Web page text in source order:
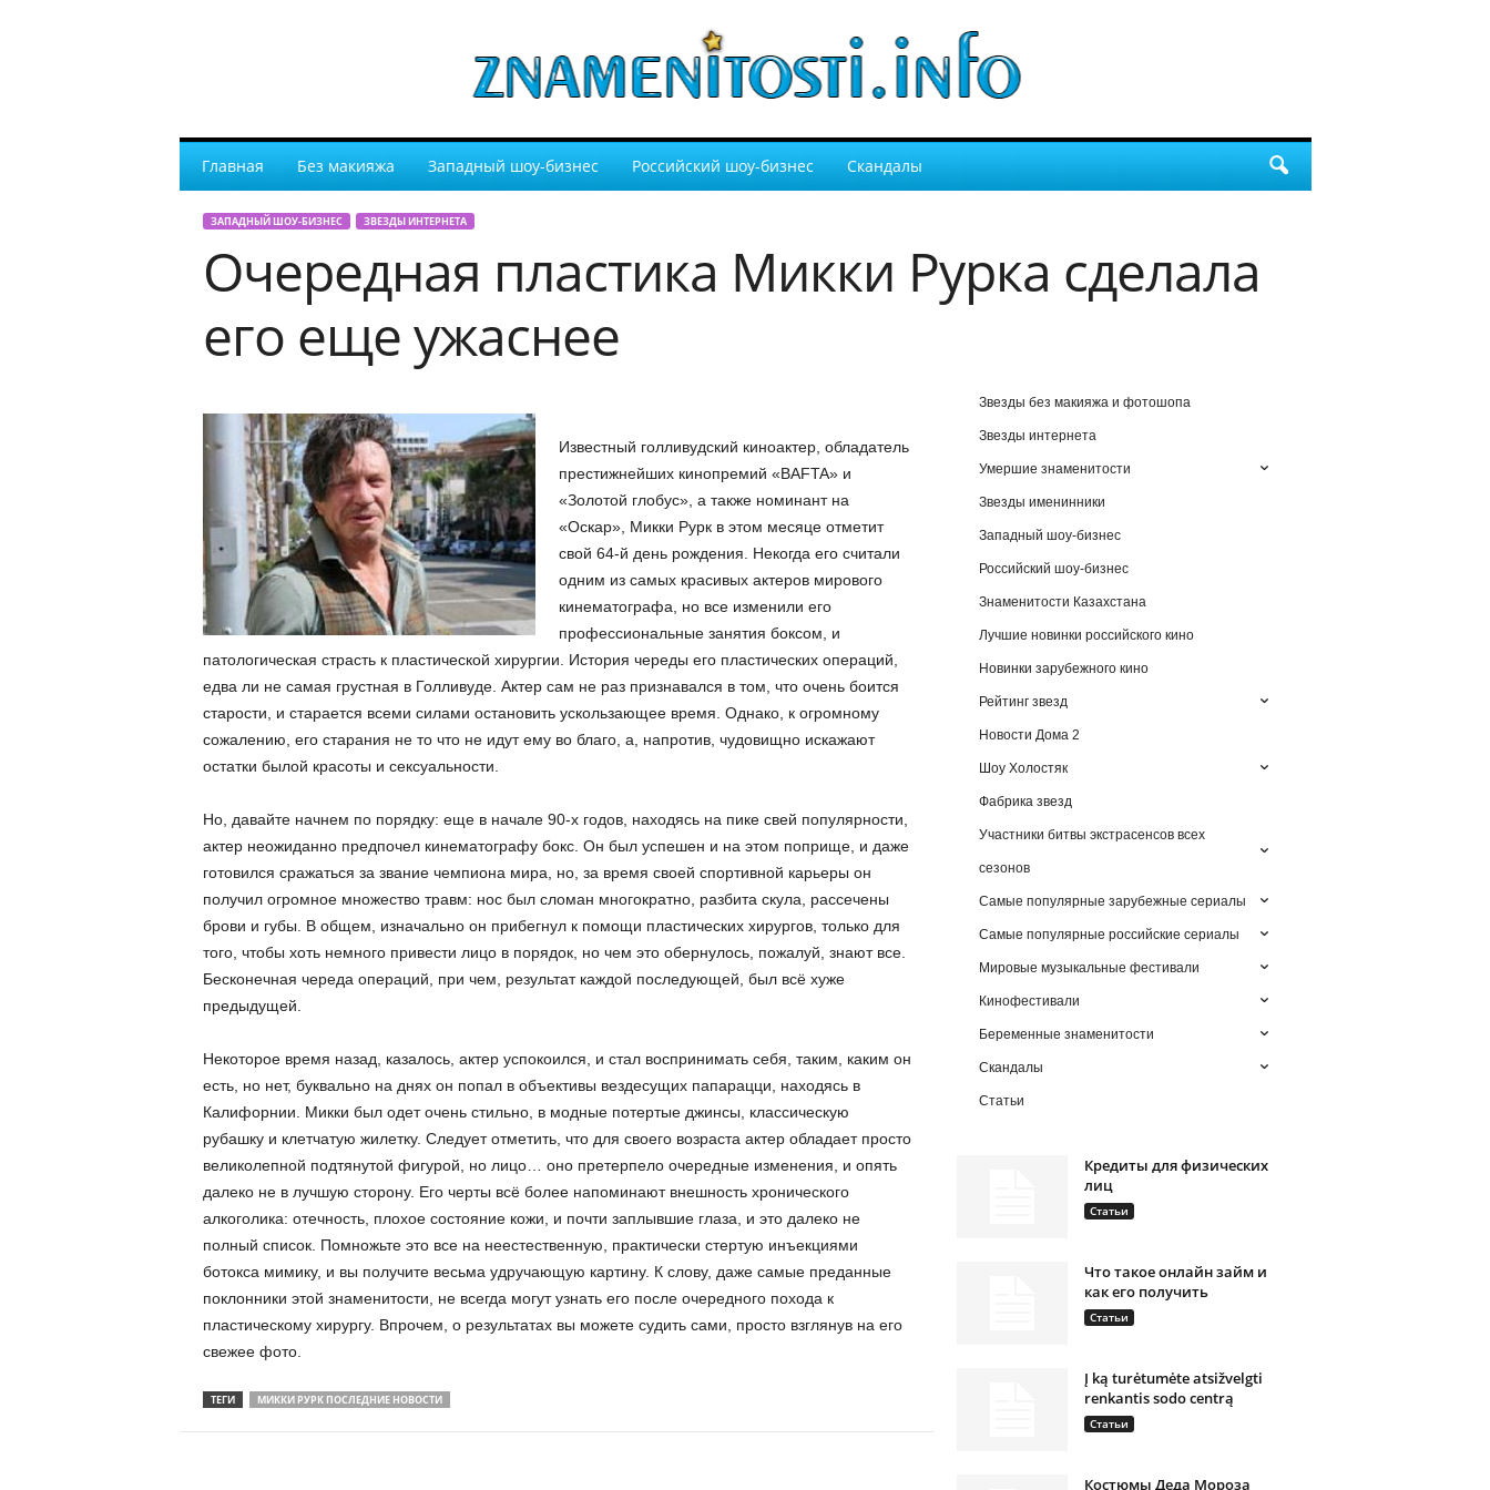
Главная Без макияжа Западный шоу-бизнес Российский шоу-бизнес Скандалы
ЗАПАДНЫЙ ШОУ-БИЗНЕС ЗВЕЗДЫ ИНТЕРНЕТА
Очередная пластика Микки Рурка сделала
его еще ужаснее
Известный голливудский киноактер, обладатель
престижнейших кинопремий «BAFTA» и
«Золотой глобус», а также номинант на
«Оскар», Микки Рурк в этом месяце отметит
свой 64-й день рождения. Некогда его считали
одним из самых красивых актеров мирового
кинематографа, но все изменили его
профессиональные занятия боксом, и
патологическая страсть к пластической хирургии. История череды его пластических операций,
едва ли не самая грустная в Голливуде. Актер сам не раз признавался в том, что очень боится
старости, и старается всеми силами остановить ускользающее время. Однако, к огромному
сожалению, его старания не то что не идут ему во благо, а, напротив, чудовищно искажают
остатки былой красоты и сексуальности.
Но, давайте начнем по порядку: еще в начале 90-х годов, находясь на пике свей популярности,
актер неожиданно предпочел кинематографу бокс. Он был успешен и на этом поприще, и даже
готовился сражаться за звание чемпиона мира, но, за время своей спортивной карьеры он
получил огромное множество травм: нос был сломан многократно, разбита скула, рассечены
брови и губы. В общем, изначально он прибегнул к помощи пластических хирургов, только для
того, чтобы хоть немного привести лицо в порядок, но чем это обернулось, пожалуй, знают все.
Бесконечная череда операций, при чем, результат каждой последующей, был всё хуже
предыдущей.
Некоторое время назад, казалось, актер успокоился, и стал воспринимать себя, таким, каким он
есть, но нет, буквально на днях он попал в объективы вездесущих папарацци, находясь в
Калифорнии. Микки был одет очень стильно, в модные потертые джинсы, классическую
рубашку и клетчатую жилетку. Следует отметить, что для своего возраста актер обладает просто
великолепной подтянутой фигурой, но лицо… оно претерпело очередные изменения, и опять
далеко не в лучшую сторону. Его черты всё более напоминают внешность хронического
алкоголика: отечность, плохое состояние кожи, и почти заплывшие глаза, и это далеко не
полный список. Помножьте это все на неестественную, практически стертую инъекциями
ботокса мимику, и вы получите весьма удручающую картину. К слову, даже самые преданные
поклонники этой знаменитости, не всегда могут узнать его после очередного похода к
пластическому хирургу. Впрочем, о результатах вы можете судить сами, просто взглянув на его
свежее фото.
ТЕГИ МИККИ РУРК ПОСЛЕДНИЕ НОВОСТИ
Звезды без макияжа и фотошопа
Звезды интернета
Умершие знаменитости
Звезды именинники
Западный шоу-бизнес
Российский шоу-бизнес
Знаменитости Казахстана
Лучшие новинки российского кино
Новинки зарубежного кино
Рейтинг звезд
Новости Дома 2
Шоу Холостяк
Фабрика звезд
Участники битвы экстрасенсов всех
сезонов
Самые популярные зарубежные сериалы
Самые популярные российские сериалы
Мировые музыкальные фестивали
Кинофестивали
Беременные знаменитости
Скандалы
Статьи
Кредиты для физических
лиц
Статьи
Что такое онлайн займ и
как его получить
Статьи
Į ką turėtumėte atsižvelgti
renkantis sodo centrą
Статьи
Костюмы Деда Мороза